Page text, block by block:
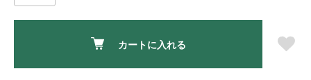
カートに入れる